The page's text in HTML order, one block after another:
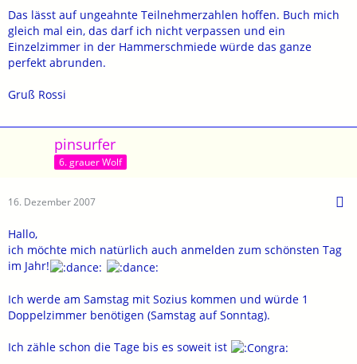
Das lässt auf ungeahnte Teilnehmerzahlen hoffen. Buch mich
gleich mal ein, das darf ich nicht verpassen und ein
Einzelzimmer in der Hammerschmiede würde das ganze
perfekt abrunden.
Gruß Rossi
pinsurfer
6. grauer Wolf
16. Dezember 2007
Hallo,
ich möchte mich natürlich auch anmelden zum schönsten Tag
im Jahr!
Ich werde am Samstag mit Sozius kommen und würde 1
Doppelzimmer benötigen (Samstag auf Sonntag).
Ich zähle schon die Tage bis es soweit ist